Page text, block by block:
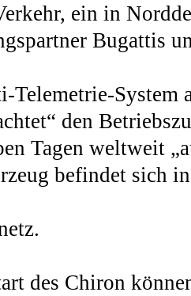
ein in
Bugattis
Telemetrie-
den
Tagen weltweit
befindet sich
des Chiron